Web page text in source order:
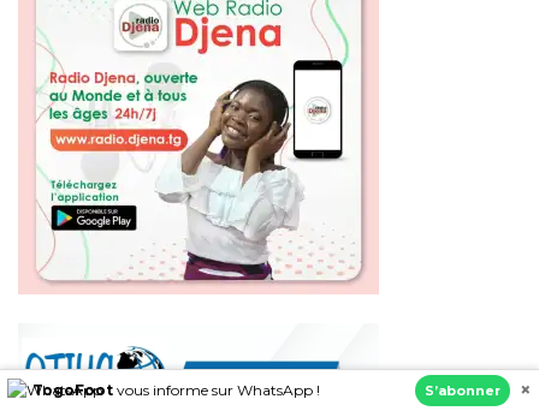
TogoFoot vous informe sur WhatsApp ! S’abonner ×